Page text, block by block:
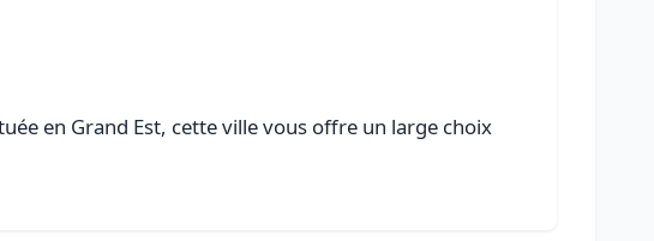
en Grand Est, cette ville vous offre un large choix